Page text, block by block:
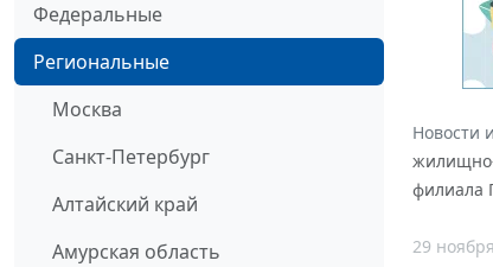
Федеральные
Региональные
Москва
Санкт-Петербург
Алтайский край
Амурская область
Новости
жилищно-
филиала
29